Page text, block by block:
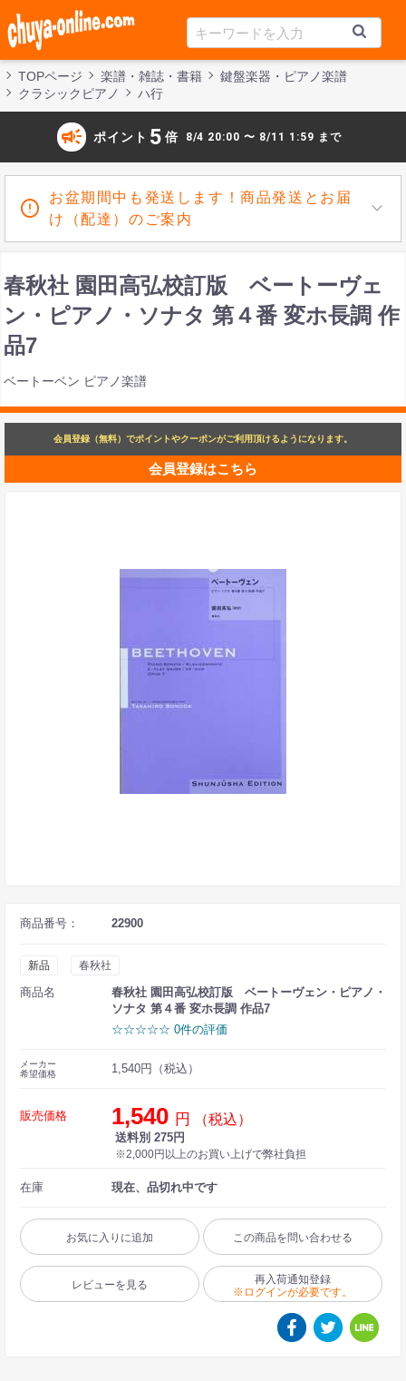
TOPページ 楽譜・雑誌・書籍
鍵盤楽器・ピアノ楽譜
クラシックピアノ
ハ行
campaign ポイント 5 倍 8/4 20:00 〜 8/11 1:59 まで
お盆期間中も発送します！商品発送とお届
け（配達）のご案内
春秋社 園田高弘校訂版 ベートーヴェ
ン・ピアノ・ソナタ 第４番 変ホ長調 作
品7
ベートーベン ピアノ楽譜
会員登録（無料）でポイントやクーポンがご利用頂けるようになります。
会員登録はこちら
商品番号： 22900
新品 春秋社
商品名
春秋社 園田高弘校訂版 ベートーヴェン・ピアノ・
ソナタ 第４番 変ホ長調 作品7
☆☆☆☆☆ 0件の評価
メーカー
希望価格
1,540円（税込）
販売価格 1,540 円 （税込）
送料別 275円
※2,000円以上のお買い上げで弊社負担
在庫 現在、品切れ中です
お気に入りに追加 この商品を問い合わせる
レビューを見る
再入荷通知登録
※ログインが必要です。